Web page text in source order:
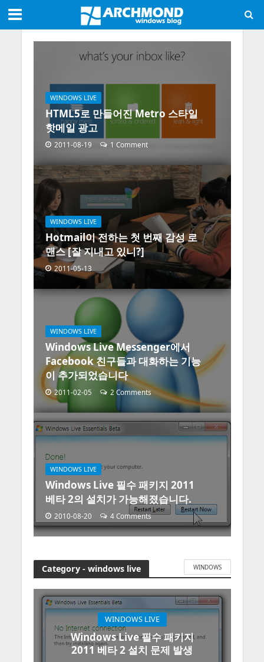
WINDOWS LIVE
HTML5로 만들어진 Metro 스타일
핫메일 광고
2011-08-19 1 Comment
WINDOWS LIVE
Hotmail이 전하는 첫 번째 감성 로
맨스 [잘 지내고 있니?]
2011-05-13
WINDOWS LIVE
Windows Live Messenger에서
Facebook 친구들과 대화하는 기능
이 추가되었습니다
2011-02-05 2 Comments
WINDOWS LIVE
Windows Live 필수 패키지 2011
베타 2의 설치가 가능해졌습니다.
2010-08-20 4 Comments
Category - windows live WINDOWS
WINDOWS LIVE
Windows Live 필수 패키지
2011 베타 2 설치 문제 발생